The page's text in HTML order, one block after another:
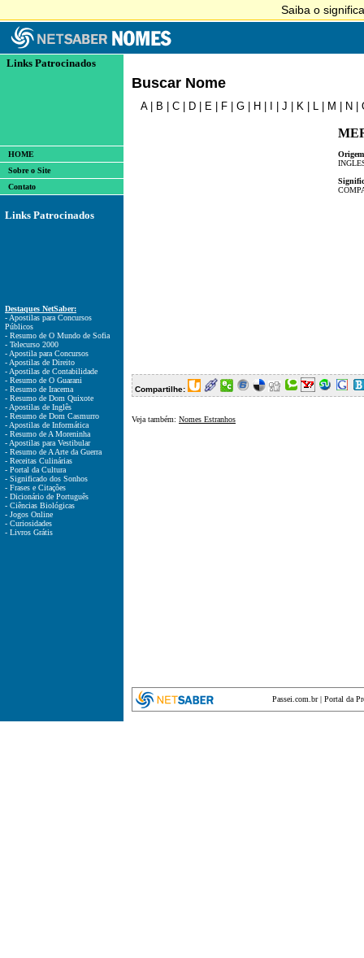
Links Patrocinados
HOME
Sobre o Site
Contato
Links Patrocinados
Destaques NetSaber:
- Apostilas para Concursos
Públicos
- Resumo de O Mundo de Sofia
- Telecurso 2000
- Apostila para Concursos
- Apostilas de Direito
- Apostilas de Contabilidade
- Resumo de O Guarani
- Resumo de Iracema
- Resumo de Dom Quixote
- Apostilas de Inglês
- Resumo de Dom Casmurro
- Apostilas de Informática
- Resumo de A Moreninha
- Apostilas para Vestibular
- Resumo de A Arte da Guerra
- Receitas Culinárias
- Portal da Cultura
- Significado dos Sonhos
- Frases e Citações
- Dicionário de Português
- Ciências Biológicas
- Jogos Online
- Curiosidades
- Livros Grátis
Buscar Nome
A| B C D E F G H J K L M N
Compartilhe:
Veja também: Nomes Estranhos
Passei.com.br| Portal da